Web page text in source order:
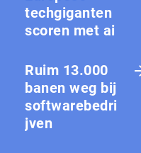
techgiganten
scoren met ai
Ruim 13.000
banen weg bij
softwarebedri
jven